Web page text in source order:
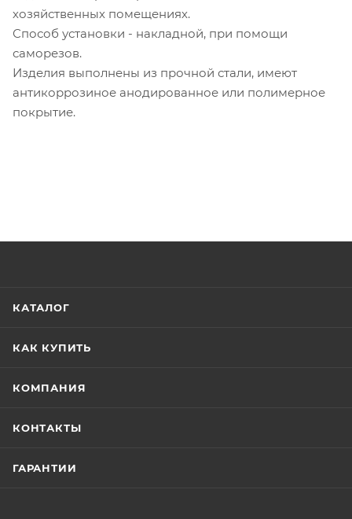
хозяйственных помещениях.
Способ установки - накладной, при помощи
саморезов.
Изделия выполнены из прочной стали, имеют
антикоррозиное анодированное или полимерное
покрытие.
КАТАЛОГ
КАК КУПИТЬ
КОМПАНИЯ
КОНТАКТЫ
ГАРАНТИИ